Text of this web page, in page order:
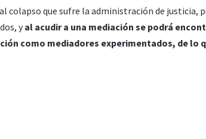
colapso que sufre la administración de justicia,
yal acudir a una mediación se podrá
como mediadores experimentados, de lo